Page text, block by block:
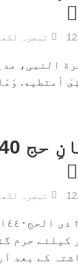
تبصرہ
النبی،
أمتطيه.
تبصرہ
کیلئے حرم
کے بعد